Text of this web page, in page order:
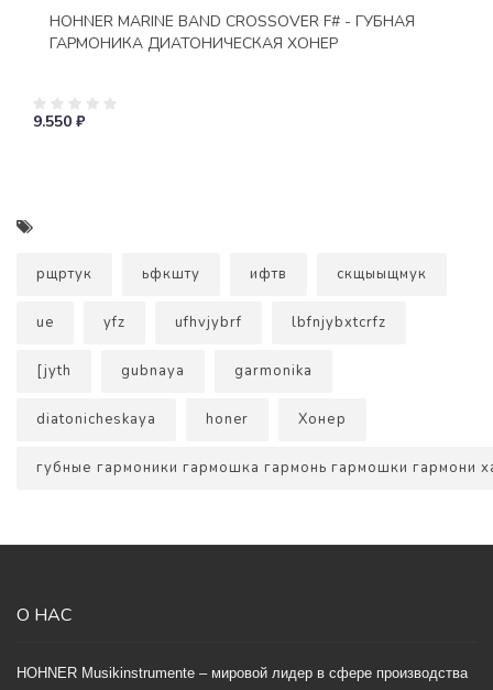
HOHNER MARINE BAND CROSSOVER F# - ГУБНАЯ
ГАРМОНИКА ДИАТОНИЧЕСКАЯ ХОНЕР
9.550 ₽
рщртук ьфкшту ифтв скщыыщмук
ue yfz ufhvjybrf lbfnjybxtcrfz
[jyth gubnaya garmonika
diatonicheskaya honer Хонер
губные гармоники гармошка гармонь гармошки гармони
О НАС
HOHNER Musikinstrumente – мировой лидер в сфере производства